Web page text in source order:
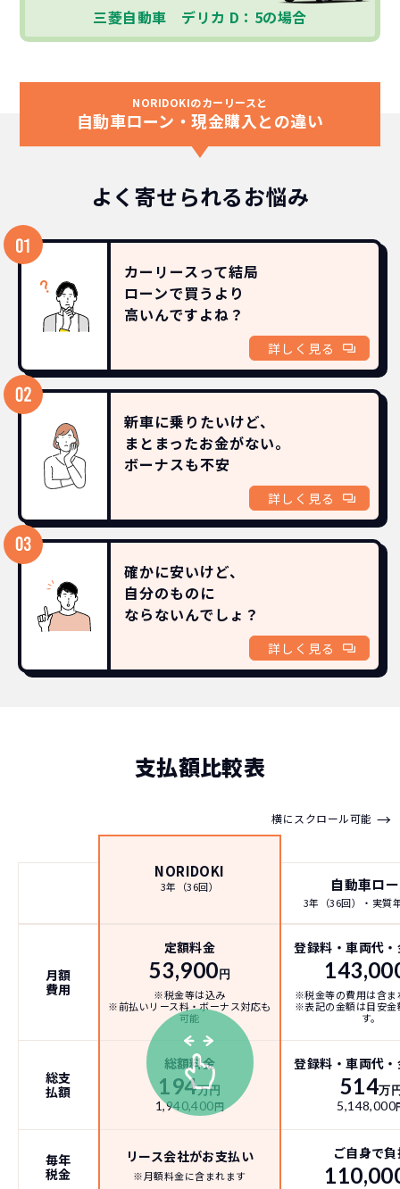
三菱自動車 デリカ D：5の場合
NORIDOKIのカーリースと
自動車ローン・現金購入との違い
よく寄せられるお悩み
カーリースって結局
ローンで買うより
高いんですよね？
詳しく見る
新車に乗りたいけど、
まとまったお金がない。
ボーナスも不安
詳しく見る
確かに安いけど、
自分のものに
ならないんでしょ？
詳しく見る
支払額比較表
横にスクロール可能 →
NORIDOKI
3年（36回） 自動車ロ
3年（36回）・実質
月額
費用
定額料金
53,900円
※税金等は込み
※前払いリース料・ボーナス対応も
可能
登録料・車両代
※税金等の費用は含ま
※表記の金額は目安金
す。
総支
払額
総額料金
194万円
1,940,400円
登録料・車両代
514万
5,148,000
毎年
税金
リース会社がお支払い
※月額料金に含まれます
ご自身で